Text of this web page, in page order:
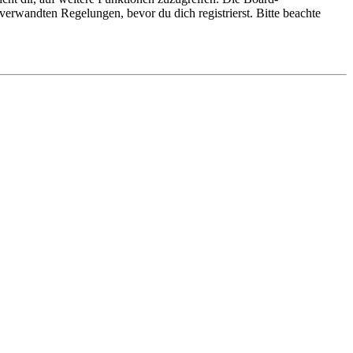
Regelungen, bevor du dich registrierst. Bitte beachte